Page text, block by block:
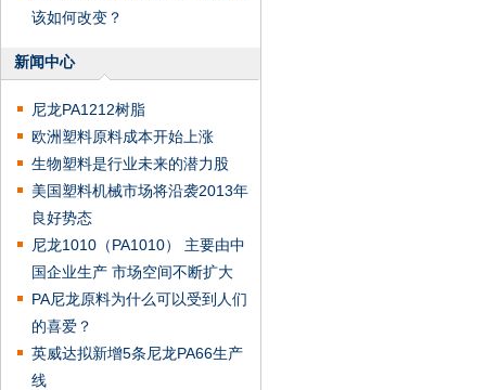
该如何改变？
新闻中心
尼龙PA1212树脂
欧洲塑料原料成本开始上涨
生物塑料是行业未来的潜力股
美国塑料机械市场将沿袭2013年
良好势态
尼龙1010（PA1010） 主要由中
国企业生产 市场空间不断扩大
PA尼龙原料为什么可以受到人们
的喜爱？
英威达拟新增5条尼龙PA66生产
线